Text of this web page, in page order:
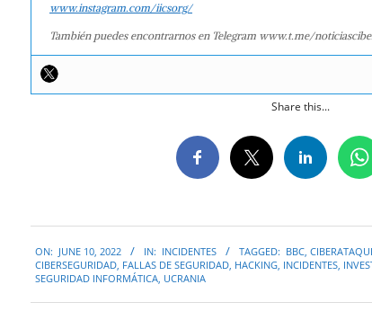
www.instagram.com/iicsorg/
También puedes encontrarnos en Telegram www.t.me/
Share this...
06-
10
ON: JUNE 10, 2022 IN: INCIDENTES TAGGED: BBC
CIBERSEGURIDAD FALLAS DE SEGURIDAD HACKING INCIDENTES
SEGURIDAD INFORMÁTICA UCRANIA